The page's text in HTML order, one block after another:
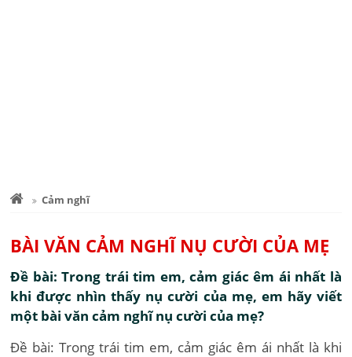
Cảm nghĩ
BÀI VĂN CẢM NGHĨ NỤ CƯỜI CỦA MẸ
Đề bài: Trong trái tim em, cảm giác êm ái nhất là
khi được nhìn thấy nụ cười của mẹ, em hãy viết
một bài văn cảm nghĩ nụ cười của mẹ?
Đề bài: Trong trái tim em, cảm giác êm ái nhất là khi